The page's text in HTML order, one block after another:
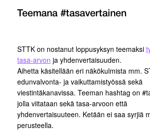
Teemana #tasavertainen
STTK on nostanut loppusyksyn teemaksi
tasa-arvon ja yhdenvertaisuuden.
Aihetta käsitellään eri näkökulmista mm.
edunvalvonta- ja vaikuttamistyössä sekä
viestintäkanavissa. Teeman hashtag on
jolla viitataan sekä tasa-arvoon että
yhdenvertaisuuteen. Ketään ei saa syrjiä
perusteella.